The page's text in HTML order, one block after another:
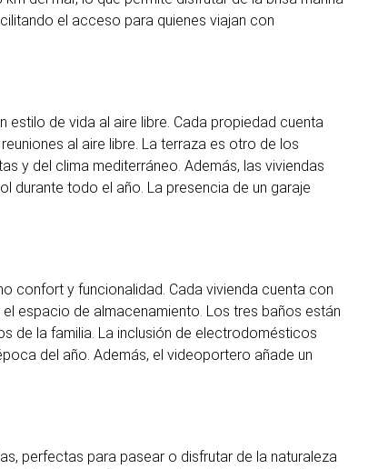
el acceso para quienes viajan con
de vida al aire libre. Cada propiedad cuenta
al aire libre. La terraza es otro de los
y del clima mediterráneo. Además, las viviendas
durante todo el año. La presencia de un garaje
confort y funcionalidad. Cada vivienda cuenta con
espacio de almacenamiento. Los tres baños están
de la familia. La inclusión de electrodomésticos
del año. Además, el videoportero añade un
perfectas para pasear o disfrutar de la naturaleza